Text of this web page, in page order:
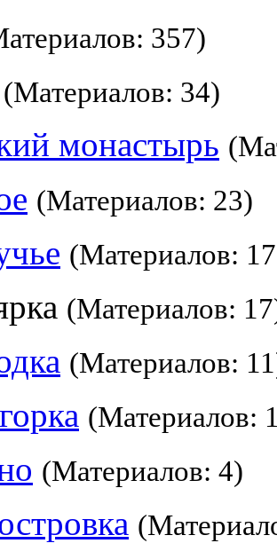
357)
(Материалов: 34)
монастырь
(Материалов: 23)
(Материалов:
(Материалов:
(Материалов:
(Материалов:
(Материалов: 4)